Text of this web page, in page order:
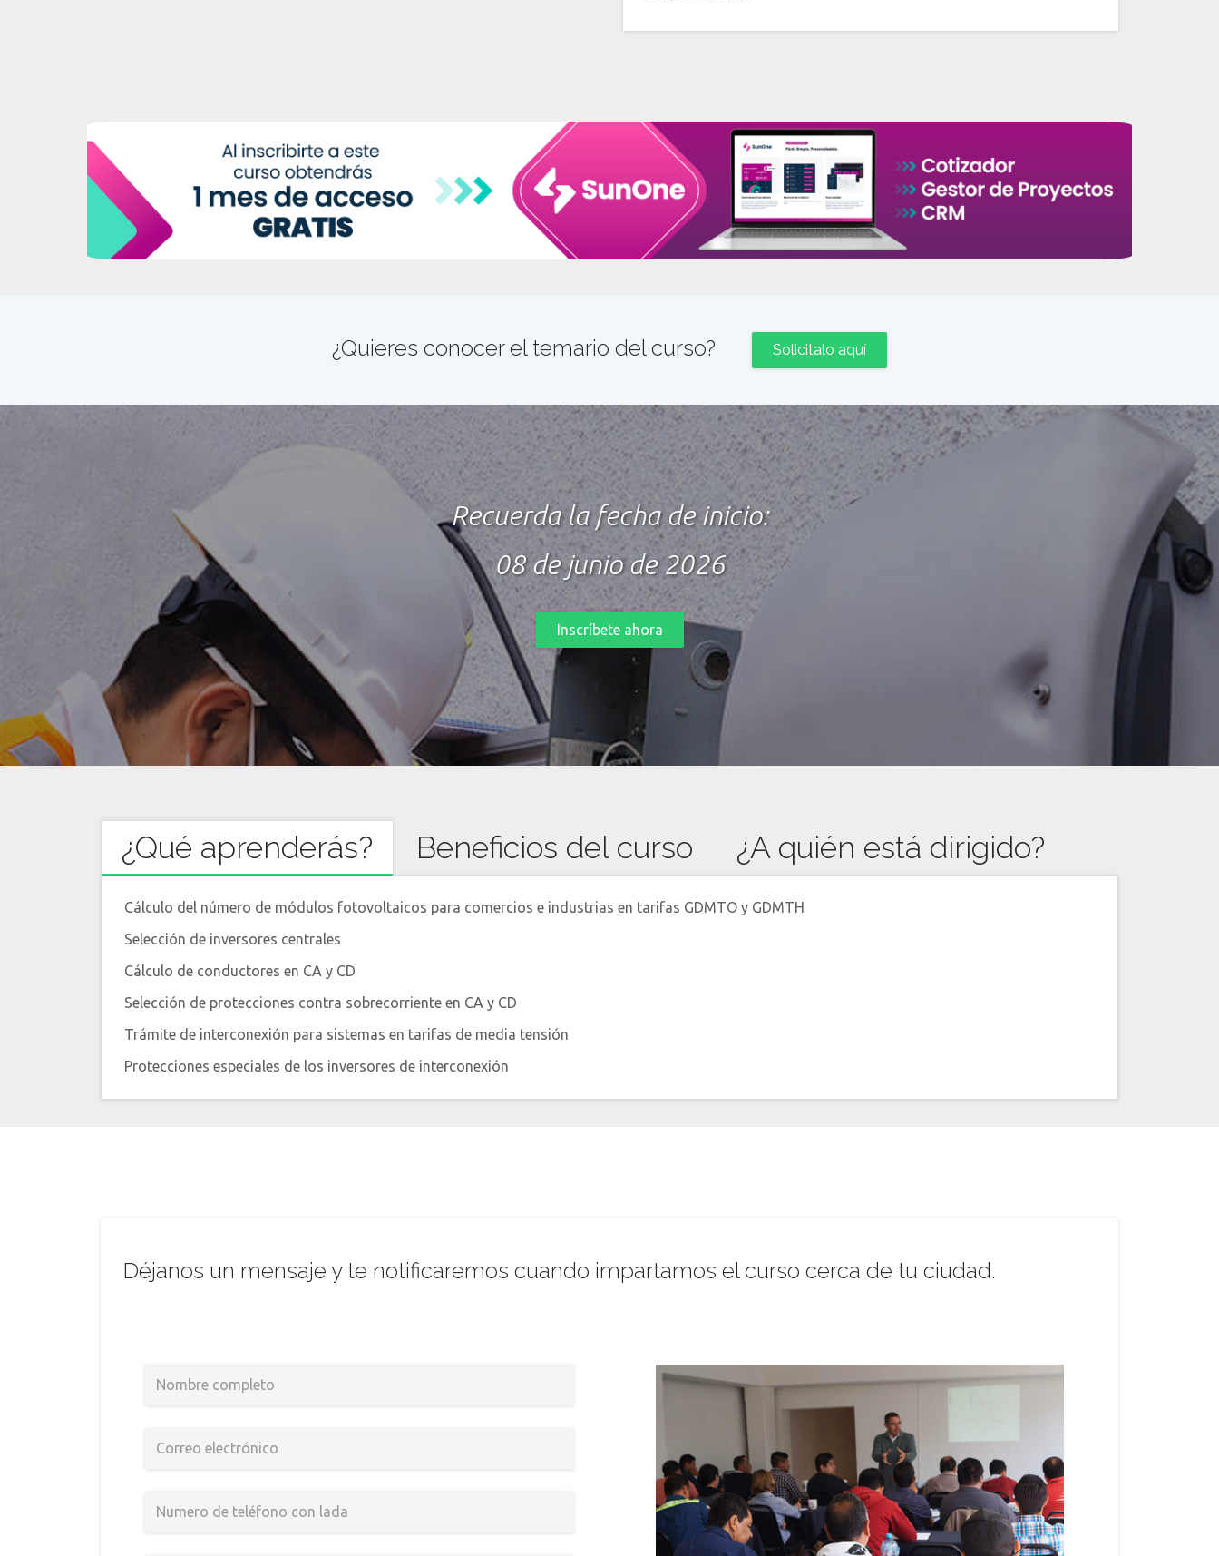
¿Quieres conocer el temario del curso? Solicitalo aquí
Recuerda la fecha de inicio:
08 de junio de 2026
Inscríbete ahora
¿Qué aprenderás? Beneficios del curso ¿A quién está dirigido?
Cálculo del número de módulos fotovoltaicos para comercios e industrias en tarifas GDMTO y GDMTH
Selección de inversores centrales
Cálculo de conductores en CA y CD
Selección de protecciones contra sobrecorriente en CA y CD
Trámite de interconexión para sistemas en tarifas de media tensión
Protecciones especiales de los inversores de interconexión
Déjanos un mensaje y te notificaremos cuando impartamos el curso cerca de tu ciudad.